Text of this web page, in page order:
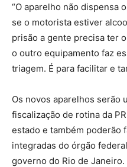
“O aparelho não dispensa
se o motorista estiver
prisão a gente precisa ter
o outro equipamento faz
triagem. É para facilitar e
Os novos aparelhos serão
fiscalização de rotina da
estado e também poderão
integradas do órgão
governo do Rio de Janeiro.